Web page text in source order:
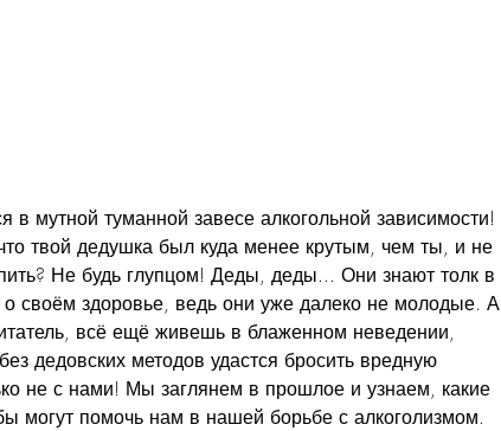
в мутной туманной завесе алкогольной зависимости!
твой дедушка был куда менее крутым, чем ты, и не
Не будь глупцом! Деды, деды... Они знают толк в
о своём здоровье, ведь они уже далеко не молодые. А
всё ещё живешь в блаженном неведении,
дедовских методов удастся бросить вредную
не с нами! Мы заглянем в прошлое и узнаем, какие
могут помочь нам в нашей борьбе с алкоголизмом.